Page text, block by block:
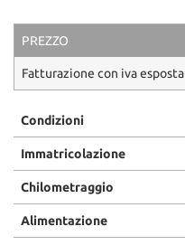
PREZZO
Fatturazione con iva esposta
Condizioni
Immatricolazione
Chilometraggio
Alimentazione